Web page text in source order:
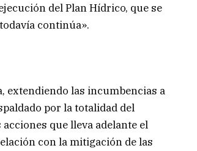
del Plan Hídrico, que se
continúa».
extendiendo las incumbencias a
por la totalidad del
que lleva adelante el
con la mitigación de las